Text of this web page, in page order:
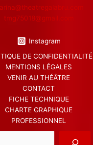
tmg75018@gmail.com
Instagram
DE CONFIDENTIALITÉ
MENTIONS LÉGALES
VENIR AU THÉÂTRE
CONTACT
FICHE TECHNIQUE
CHARTE GRAPHIQUE
PROFESSIONNEL